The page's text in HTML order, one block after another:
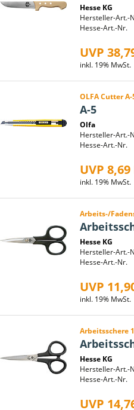
Hesse KG
Hersteller-Art.-
Hesse-Art.-Nr.
UVP
inkl. 19% MwSt.
OLFA Cutter
A-5
Olfa
Hersteller-Art.-
Hesse-Art.-Nr.
UVP 8,69
inkl. 19% MwSt.
Arbeits-/
Hesse KG
Hersteller-Art.-
Hesse-Art.-Nr.
UVP
inkl. 19% MwSt.
Arbeitsschere
Hesse KG
Hersteller-Art.-
Hesse-Art.-Nr.
UVP